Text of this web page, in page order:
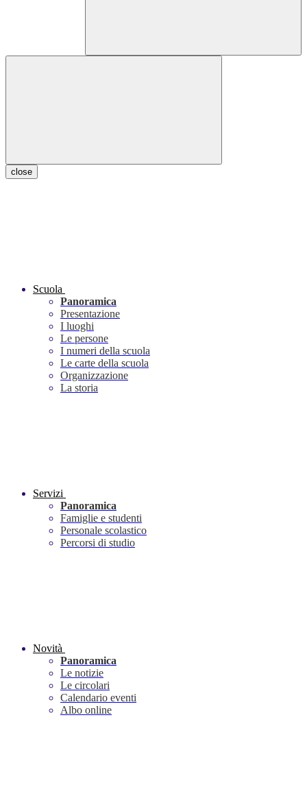
close
Scuola
Panoramica
Presentazione
I luoghi
Le persone
I numeri della scuola
Le carte della scuola
Organizzazione
La storia
Servizi
Panoramica
Famiglie e studenti
Personale scolastico
Percorsi di studio
Novità
Panoramica
Le notizie
Le circolari
Calendario eventi
Albo online